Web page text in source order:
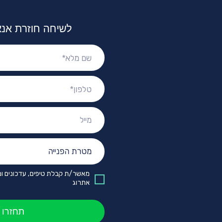
לשיחה חוזרת
שם
מלא:
טלפון:
מייל:
מטרת
הפנייה:
מאשר/ת קבלת טיפים, עדכונים
אתרוג